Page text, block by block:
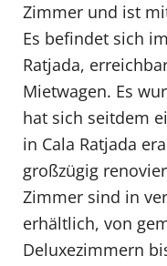
Zimmer und ist
Es befindet sich
Ratjada,
Mietwagen. Es
hat sich seitdem
in Cala Ratjada
großzügig
Zimmer sind in
erhältlich, von
Deluxezimmern